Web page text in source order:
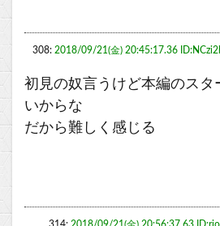
308: 2018/09/21(金) 20:45:17.36
初見の奴言うけど本編のスタ
いからな
だから難しく感じる